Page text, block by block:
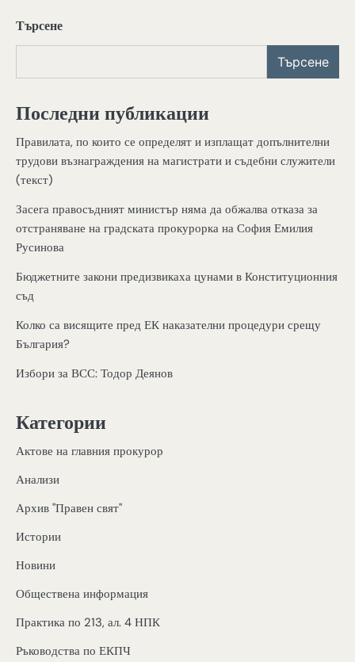
Търсене
Търсене
Последни публикации
Правилата, по които се определят и изплащат допълнителни
трудови възнаграждения на магистрати и съдебни служители
(текст)
Засега правосъдният министър няма да обжалва отказа за
отстраняване на градската прокурорка на София Емилия
Русинова
Бюджетните закони предизвикаха цунами в Конституционния
съд
Колко са висящите пред ЕК наказателни процедури срещу
България?
Избори за ВСС: Тодор Деянов
Категории
Актове на главния прокурор
Анализи
Архив "Правен свят"
Истории
Новини
Обществена информация
Практика по 213, ал. 4 НПК
Ръководства по ЕКПЧ